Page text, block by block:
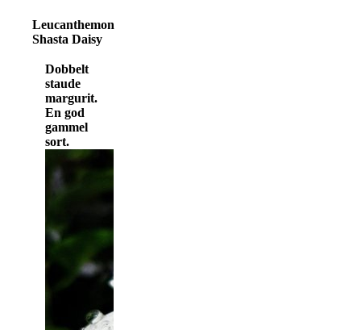
Leucanthemon
Shasta Daisy
Dobbelt
staude
margurit.
En god
gammel
sort.